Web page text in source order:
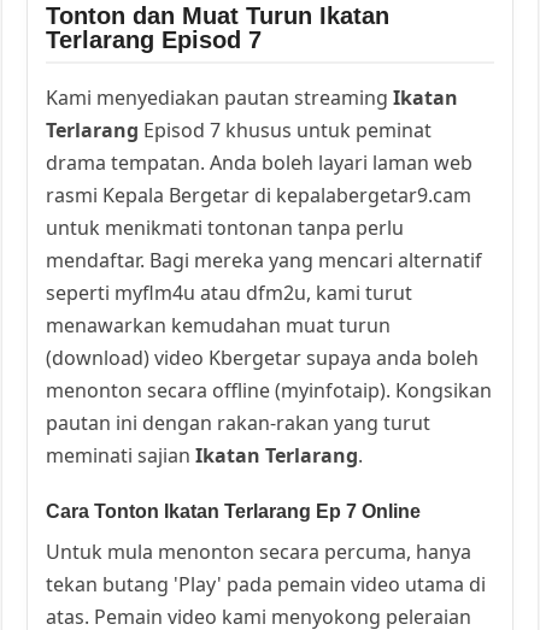
Tonton dan Muat Turun Ikatan
Terlarang Episod 7
Kami menyediakan pautan streamingIkatan
Terlarang Episod 7 khusus untuk peminat
drama tempatan. Anda boleh layari laman web
rasmi Kepala Bergetar di kepalabergetar9.cam
untuk menikmati tontonan tanpa perlu
mendaftar. Bagi mereka yang mencari alternatif
seperti myflm4u atau dfm2u, kami turut
menawarkan kemudahan muat turun
(download) video Kbergetar supaya anda boleh
menonton secara offline (myinfotaip). Kongsikan
pautan ini dengan rakan-rakan yang turut
meminati sajianIkatan Terlarang.
Cara Tonton Ikatan Terlarang Ep 7 Online
Untuk mula menonton secara percuma, hanya
tekan butang 'Play' pada pemain video utama di
atas. Pemain video kami menyokong peleraian